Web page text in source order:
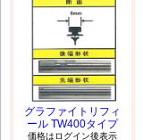
グラファイトリフィ
ール TW400タイプ
価格はログイン後表示